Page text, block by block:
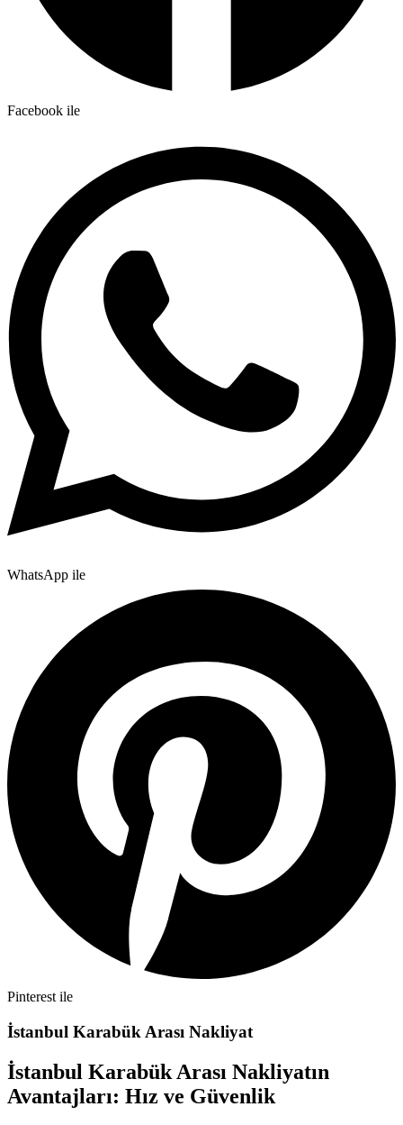
Facebook ile
WhatsApp ile
Pinterest ile
İstanbul Karabük Arası Nakliyat
İstanbul Karabük Arası Nakliyatın
Avantajları: Hız ve Güvenlik